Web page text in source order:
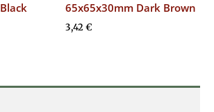
65x65x30mm Dark Brown
3,42€